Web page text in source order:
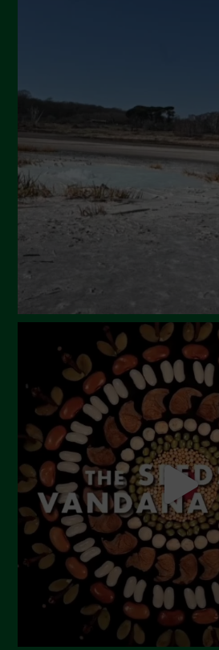
Settembre 2024
Luglio 2024
Maggio 2024
Aprile 2024
Marzo 2024
Febbraio 2024
Ottobre 2023
Settembre 2023
Agosto 2023
Luglio 2023
Giugno 2023
Maggio 2023
Aprile 2023
Marzo 2023
Febbraio 2023
Dicembre 2022
Novembre 2022